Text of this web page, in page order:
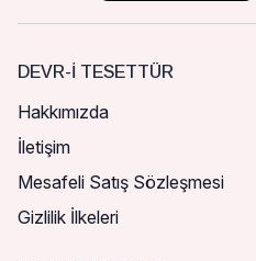
DEVR-I TESETTÜR
Hakkımızda
İletişim
Mesafeli Satış Sözleşmesi
Gizlilik İlkeleri